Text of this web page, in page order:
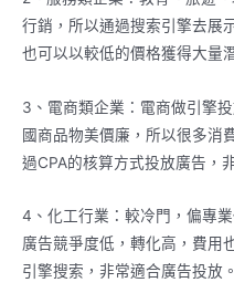
行銷，所以通過搜索引擎去展
也可以以較低的價格獲得大量
3、電商類企業：電商做引擎
國商品物美價廉，所以很多消
過CPA的核算方式投放廣告，
4、化工行業：較冷門，偏專
廣告競爭度低，轉化高，費用
引擎搜索，非常適合廣告投放。